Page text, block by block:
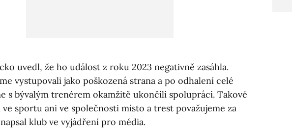
uvedl, že ho událost z roku 2023 negativně zasáhla.
vystupovali jako poškozená strana a po odhalení celé
s bývalým trenérem okamžitě ukončili spolupráci. Takové
ve sportu ani ve společnosti místo a trest považujeme za
klub ve vyjádření pro média.